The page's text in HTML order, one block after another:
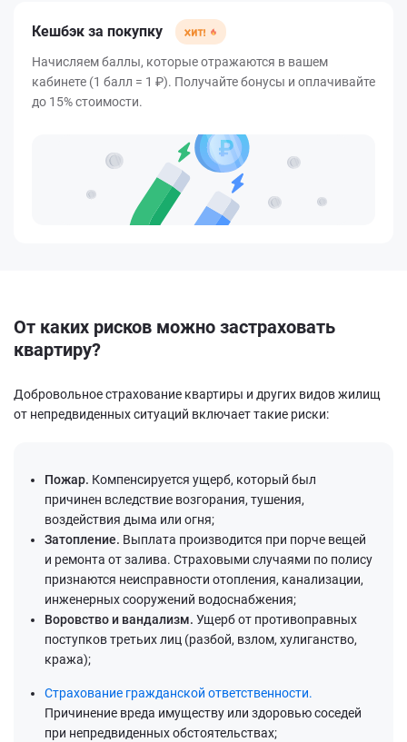
Кешбэк за покупку
Начисляем баллы, которые отражаются в вашем
кабинете (1 балл = 1 ₽). Получайте бонусы и оплачивайте
до 15% стоимости.
От каких рисков можно застраховать
квартиру?
Добровольное страхование квартиры и других видов жилищ
от непредвиденных ситуаций включает такие риски:
Пожар. Компенсируется ущерб, который был
причинен вследствие возгорания, тушения,
воздействия дыма или огня;
Затопление. Выплата производится при порче вещей
и ремонта от залива. Страховыми случаями по полису
признаются неисправности отопления, канализации,
инженерных сооружений водоснабжения;
Воровство и вандализм. Ущерб от противоправных
поступков третьих лиц (разбой, взлом, хулиганство,
кража);
Страхование гражданской ответственности.
Причинение вреда имуществу или здоровью соседей
при непредвиденных обстоятельствах;